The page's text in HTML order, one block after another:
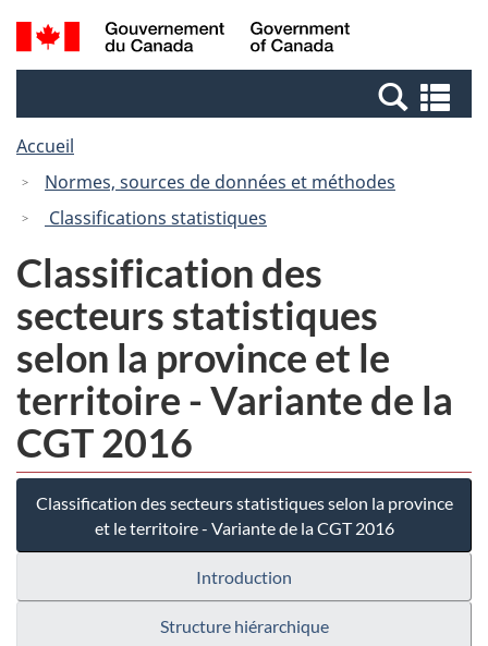
Passer
au
Passer
à
Canada
Recherche
et
et
Accueil
Normes, sources de données et méthodes
Classifications statistiques
Classification des
secteurs statistiques
selon la province et le
territoire - Variante de la
CGT 2016
Classification des secteurs statistiques selon la province
et le territoire - Variante de la CGT 2016
Introduction
Structure hiérarchique